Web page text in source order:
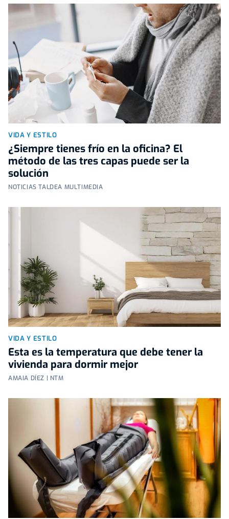
VIDA Y ESTILO
¿Siempre tienes frío en la oficina? El
método de las tres capas puede ser la
solución
NOTICIAS TALDEA MULTIMEDIA
VIDA Y ESTILO
Esta es la temperatura que debe tener la
vivienda para dormir mejor
AMAIA DÍEZ | NTM